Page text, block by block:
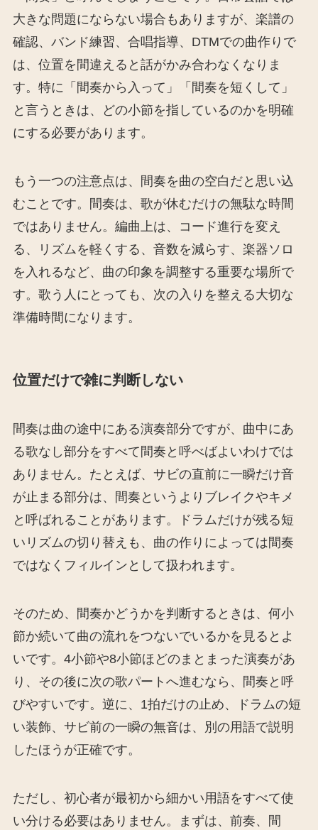
大きな問題にならない場合もありますが、楽譜の
確認、バンド練習、合唱指導、DTMでの曲作りで
は、位置を間違えると話がかみ合わなくなりま
す。特に「間奏から入って」「間奏を短くして」
と言うときは、どの小節を指しているのかを明確
にする必要があります。
もう一つの注意点は、間奏を曲の空白だと思い込
むことです。間奏は、歌が休むだけの無駄な時間
ではありません。編曲上は、コード進行を変え
る、リズムを軽くする、音数を減らす、楽器ソロ
を入れるなど、曲の印象を調整する重要な場所で
す。歌う人にとっても、次の入りを整える大切な
準備時間になります。
位置だけで雑に判断しない
間奏は曲の途中にある演奏部分ですが、曲中にあ
る歌なし部分をすべて間奏と呼べばよいわけでは
ありません。たとえば、サビの直前に一瞬だけ音
が止まる部分は、間奏というよりブレイクやキメ
と呼ばれることがあります。ドラムだけが残る短
いリズムの切り替えも、曲の作りによっては間奏
ではなくフィルインとして扱われます。
そのため、間奏かどうかを判断するときは、何小
節か続いて曲の流れをつないでいるかを見るとよ
いです。4小節や8小節ほどのまとまった演奏があ
り、その後に次の歌パートへ進むなら、間奏と呼
びやすいです。逆に、1拍だけの止め、ドラムの短
い装飾、サビ前の一瞬の無音は、別の用語で説明
したほうが正確です。
ただし、初心者が最初から細かい用語をすべて使
い分ける必要はありません。まずは、前奏、間